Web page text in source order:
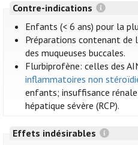
Contre-indications
Enfants (< 6 ans) pour la
Préparations contenant de
des muqueuses buccales.
Flurbiprofène: celles des
inflammatoires non
enfants; insuffisance
hépatique sévère (RCP).
Effets indésirables